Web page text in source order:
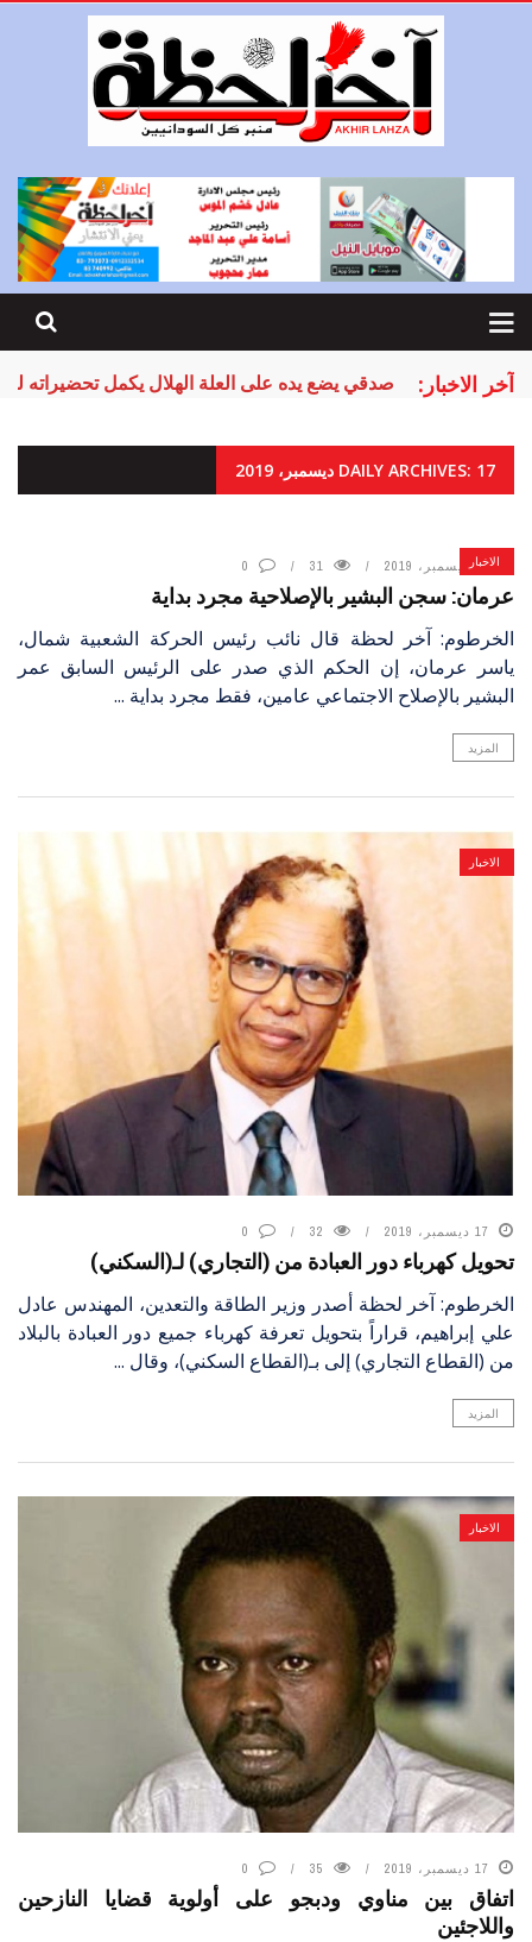
آخر الاخبار: صدقي يضع يده على العلة الهلال يكمل تحضيراته
DAILY ARCHIVES: 17 ديسمبر، 2019
الاخبار
17 ديسمبر، 2019 31
0
عرمان: سجن البشير بالإصلاحية مجرد بداية
الخرطوم: آخر لحظة قال نائب رئيس الحركة الشعبية شمال،
ياسر عرمان، إن الحكم الذي صدر على الرئيس السابق عمر
البشير بالإصلاح الاجتماعي عامين، فقط مجرد بداية ...
المزيد
الاخبار
17 ديسمبر، 2019 32
0
تحويل كهرباء دور العبادة من (التجاري) لـ(السكني)
الخرطوم: آخر لحظة أصدر وزير الطاقة والتعدين، المهندس عادل
علي إبراهيم، قراراً بتحويل تعرفة كهرباء جميع دور العبادة بالبلاد
من (القطاع التجاري) إلى بـ(القطاع السكني)، وقال ...
المزيد
الاخبار
17 ديسمبر، 2019 35
0
اتفاق بين مناوي ودبجو على أولوية قضايا النازحين
واللاجئين